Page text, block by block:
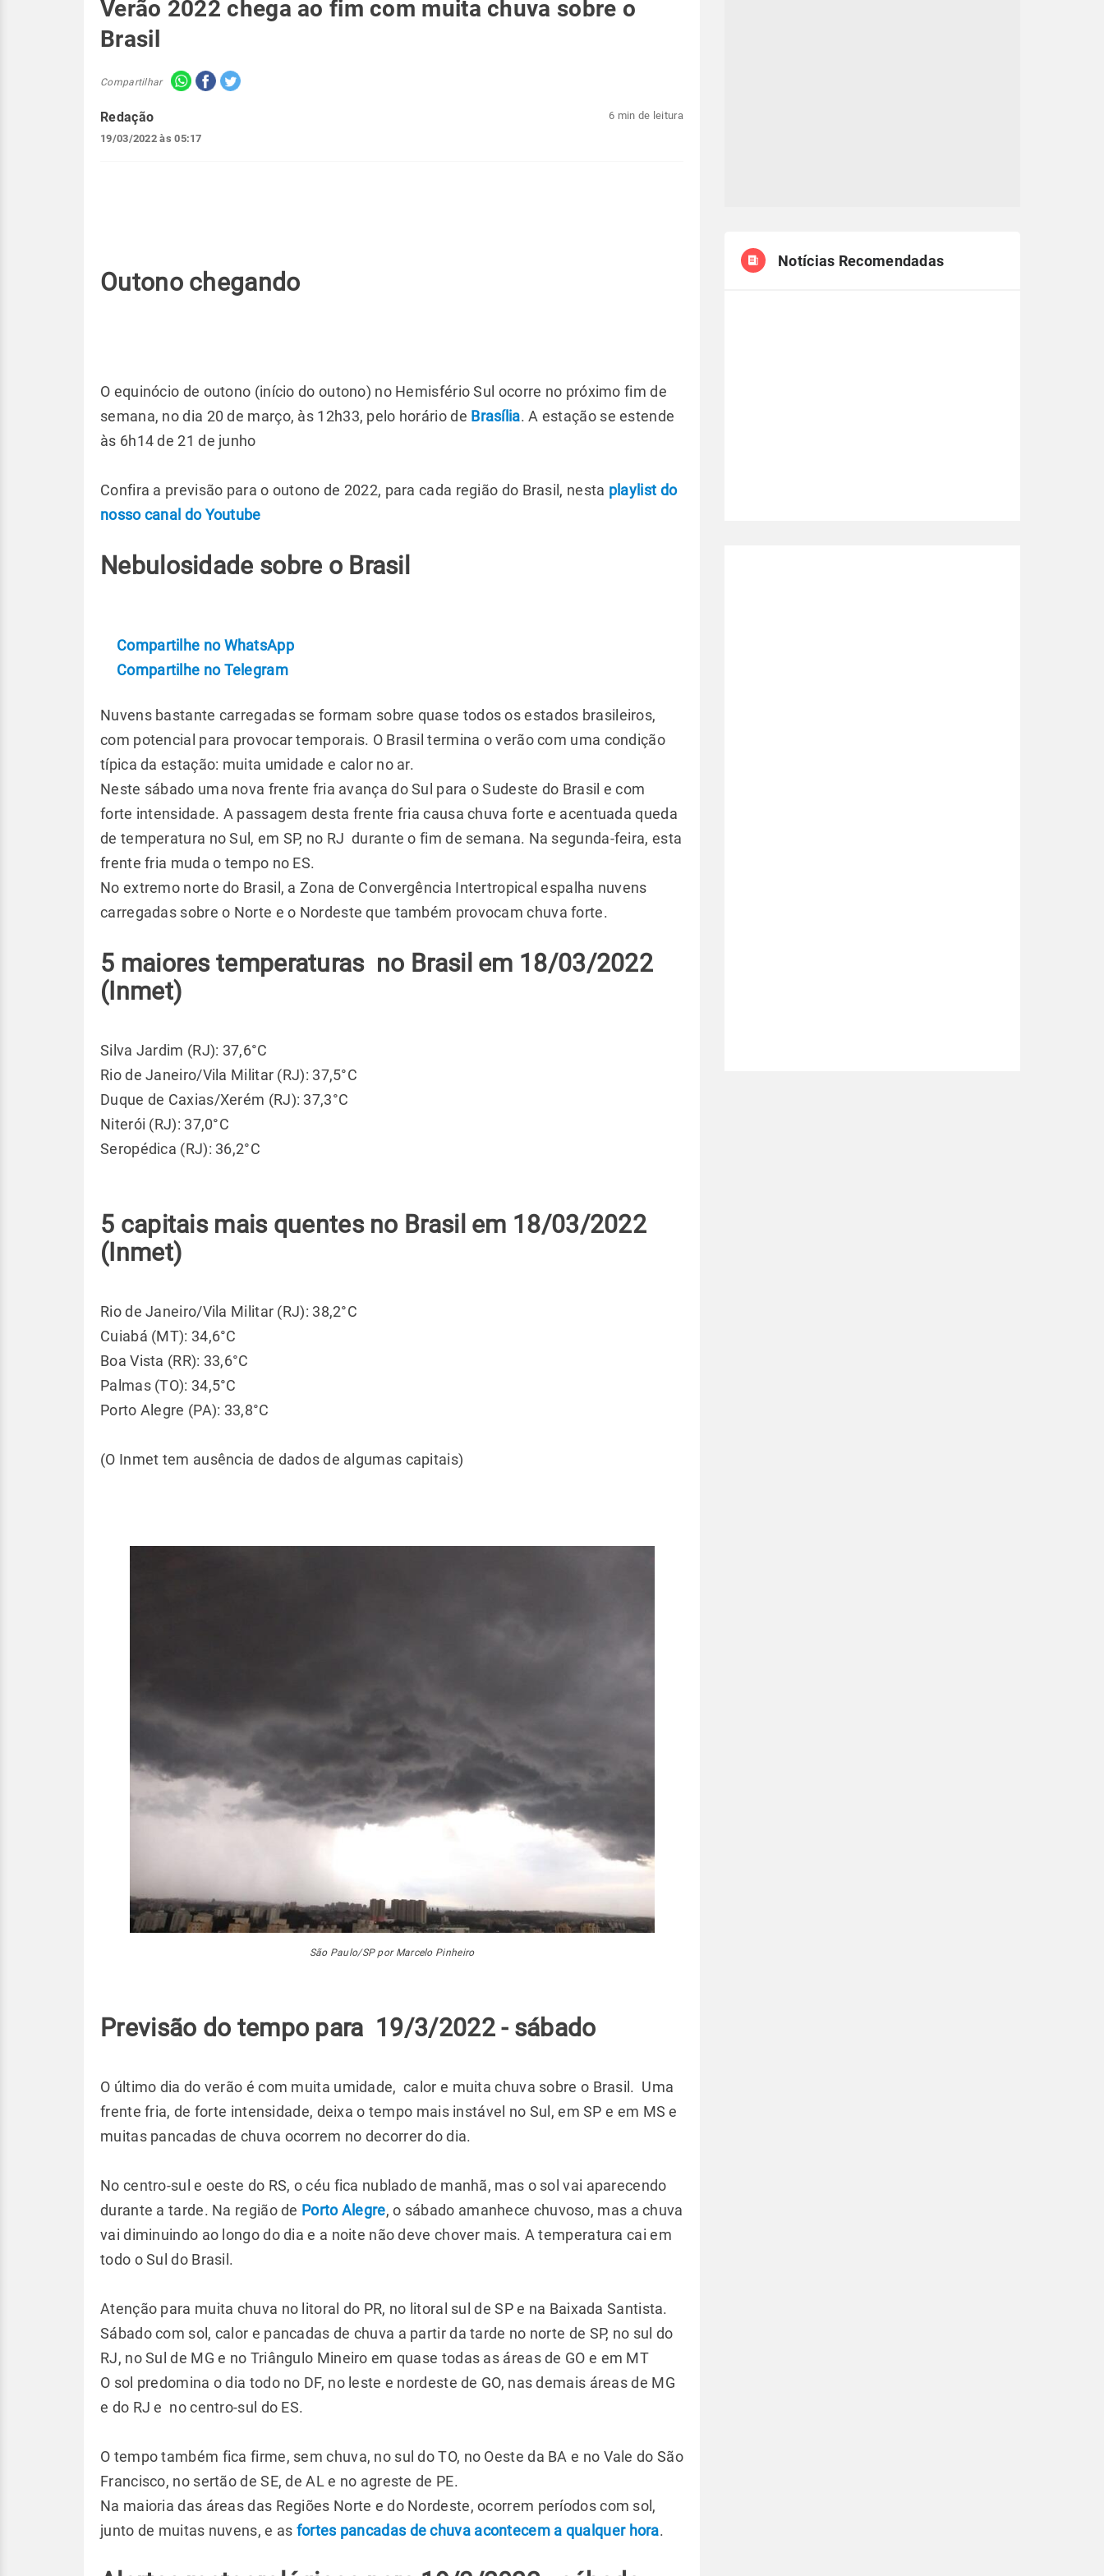
Verão 2022 chega ao fim com muita chuva sobre o
Brasil
Compartilhar
Redação
19/03/2022 às 05:17
6 min de leitura
Outono chegando
O equinócio de outono (início do outono) no Hemisfério Sul ocorre no próximo fim de
semana, no dia 20 de março, às 12h33, pelo horário de Brasília. A estação se estende
às 6h14 de 21 de junho
Confira a previsão para o outono de 2022, para cada região do Brasil, nesta playlist do
nosso canal do Youtube
Nebulosidade sobre o Brasil
Compartilhe no WhatsApp
Compartilhe no Telegram
Nuvens bastante carregadas se formam sobre quase todos os estados brasileiros,
com potencial para provocar temporais. O Brasil termina o verão com uma condição
típica da estação: muita umidade e calor no ar.
Neste sábado uma nova frente fria avança do Sul para o Sudeste do Brasil e com
forte intensidade. A passagem desta frente fria causa chuva forte e acentuada queda
de temperatura no Sul, em SP, no RJ durante o fim de semana. Na segunda-feira, esta
frente fria muda o tempo no ES.
No extremo norte do Brasil, a Zona de Convergência Intertropical espalha nuvens
carregadas sobre o Norte e o Nordeste que também provocam chuva forte.
5 maiores temperaturas no Brasil em 18/03/2022
(Inmet)
Silva Jardim (RJ): 37,6°C
Rio de Janeiro/Vila Militar (RJ): 37,5°C
Duque de Caxias/Xerém (RJ): 37,3°C
Niterói (RJ): 37,0°C
Seropédica (RJ): 36,2°C
5 capitais mais quentes no Brasil em 18/03/2022
(Inmet)
Rio de Janeiro/Vila Militar (RJ): 38,2°C
Cuiabá (MT): 34,6°C
Boa Vista (RR): 33,6°C
Palmas (TO): 34,5°C
Porto Alegre (PA): 33,8°C
(O Inmet tem ausência de dados de algumas capitais)
São Paulo/SP por Marcelo Pinheiro
Previsão do tempo para 19/3/2022 - sábado
O último dia do verão é com muita umidade, calor e muita chuva sobre o Brasil. Uma
frente fria, de forte intensidade, deixa o tempo mais instável no Sul, em SP e em MS e
muitas pancadas de chuva ocorrem no decorrer do dia.
No centro-sul e oeste do RS, o céu fica nublado de manhã, mas o sol vai aparecendo
durante a tarde. Na região de Porto Alegre, o sábado amanhece chuvoso, mas a chuva
vai diminuindo ao longo do dia e a noite não deve chover mais. A temperatura cai em
todo o Sul do Brasil.
Atenção para muita chuva no litoral do PR, no litoral sul de SP e na Baixada Santista.
Sábado com sol, calor e pancadas de chuva a partir da tarde no norte de SP, no sul do
RJ, no Sul de MG e no Triângulo Mineiro em quase todas as áreas de GO e em MT
O sol predomina o dia todo no DF, no leste e nordeste de GO, nas demais áreas de MG
e do RJ e no centro-sul do ES.
O tempo também fica firme, sem chuva, no sul do TO, no Oeste da BA e no Vale do São
Francisco, no sertão de SE, de AL e no agreste de PE.
Na maioria das áreas das Regiões Norte e do Nordeste, ocorrem períodos com sol,
junto de muitas nuvens, e as fortes pancadas de chuva acontecem a qualquer hora.
Notícias Recomendadas